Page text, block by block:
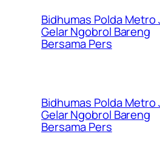
Bidhumas Polda Metro
Gelar Ngobrol Bareng
Bersama Pers
Bidhumas Polda Metro
Gelar Ngobrol Bareng
Bersama Pers